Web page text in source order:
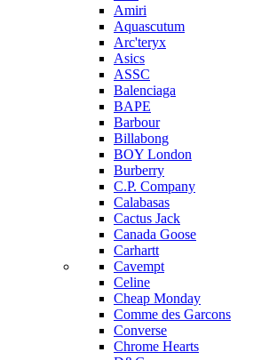
Amiri
Aquascutum
Arc'teryx
Asics
ASSC
Balenciaga
BAPE
Barbour
Billabong
BOY London
Burberry
C.P. Company
Calabasas
Cactus Jack
Canada Goose
Carhartt
Cavempt
Celine
Cheap Monday
Comme des Garcons
Converse
Chrome Hearts